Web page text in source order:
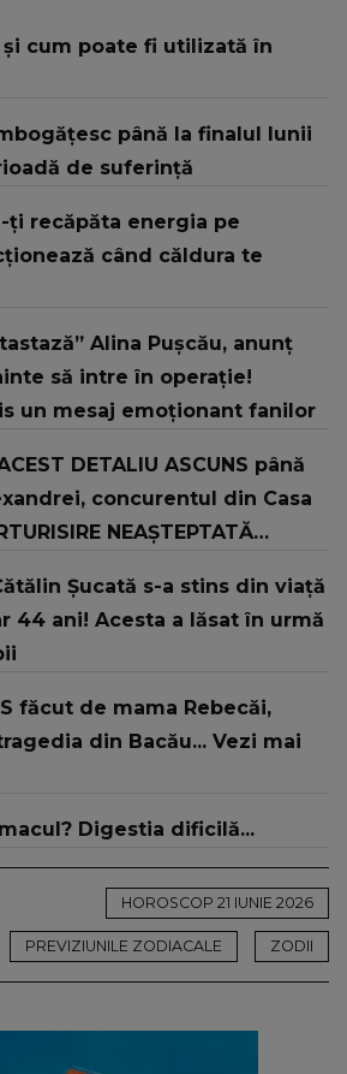
și cum poate fi utilizată în
până la finalul lunii
de suferință
ți recăpăta energia pe
când căldura te
Alina Pușcău, anunț
să intre în operație!
un mesaj emoționant fanilor
DETALIU ASCUNS până
concurentul din Casa
NEAȘTEPTATĂ
Șucată s-a stins din viață
44 ani! Acesta a lăsat în urmă
făcut de mama Rebecăi,
din Bacău... Vezi mai
Digestia dificilă...
HOROSCOP 21 IUNIE 2026
PREVIZIUNILE ZODIACALE ZODII